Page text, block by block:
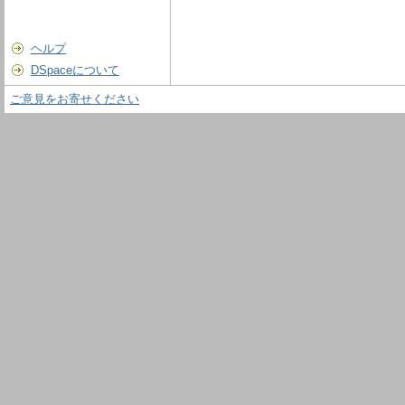
ヘルプ
DSpaceについて
ご意見をお寄せください